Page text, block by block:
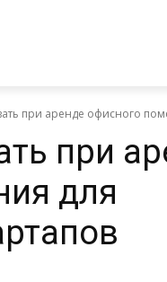
при аренде офисного
при
для